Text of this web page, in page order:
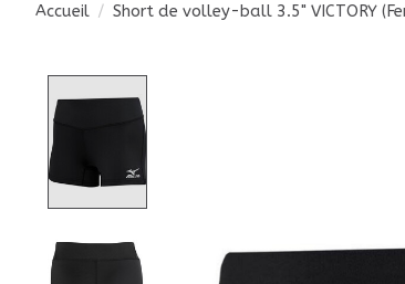
Accueil / Short de volley-ball 3.5" VICTORY